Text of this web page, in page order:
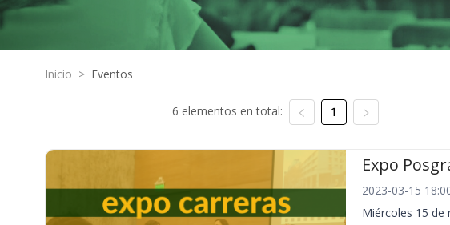
Inicio > Eventos
6 elementos en total: 1
Expo
2023-03-15
Miércoles 15 de